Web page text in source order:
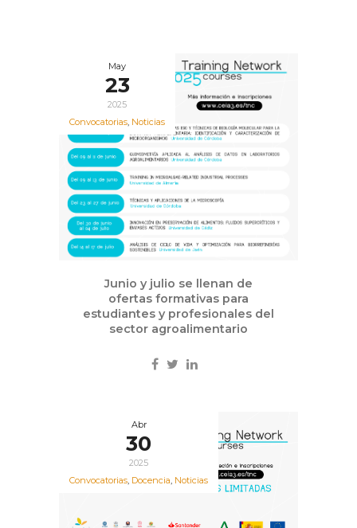
May
23
2025
Convocatorias, Noticias
Junio y julio se llenan de
ofertas formativas para
estudiantes y profesionales del
sector agroalimentario
Abr
30
2025
Convocatorias, Docencia, Noticias